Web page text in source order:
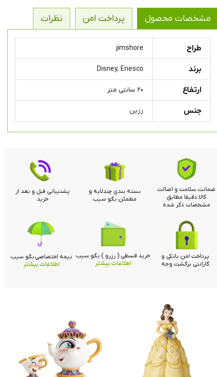
مشخصات محصول پرداخت امن نظرات
طراح jimshore
برند Disney, Enesco
ارتفاع ۲۰ سانتی متر
جنس رزین
ضمانت سلامت و اصالت
کالا دقیقا مطابق
مشخصات ذکر شده
بسته بندی چندلایه و
مطمئن بگو سیب
پشتیبانی قبل و بعد از
خرید
خرید قسطی ( رزرو ) بگو سیب
اطلاعات بیشتر
پرداخت امن بانکی و
گارانتی برگشت وجه
بیمه اختصاصی بگو سیب
اطلاعات بیشتر